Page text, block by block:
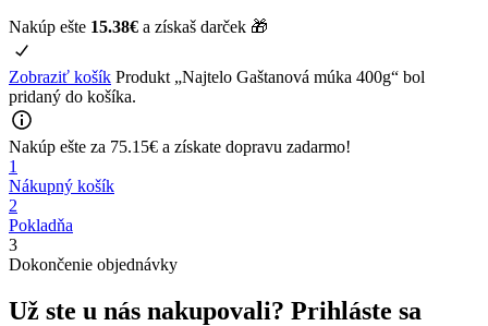
Nakúp ešte 15.38€ a získaš darček 🎁
Zobraziť košík Produkt „Najtelo Gaštanová múka 400g“ bol
pridaný do košíka.
Nakúp ešte za 75.15€ a získate dopravu zadarmo!
1
Nákupný košík
2
Pokladňa
3
Dokončenie objednávky
Už ste u nás nakupovali? Prihláste sa